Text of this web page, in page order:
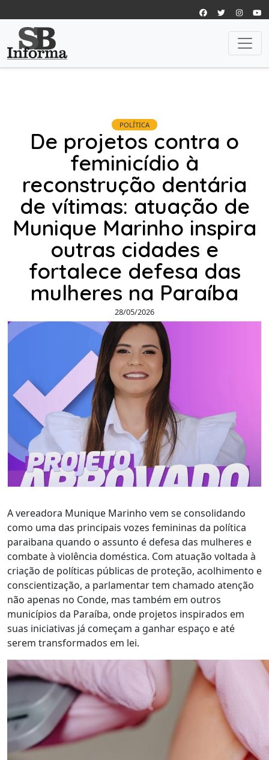
POLÍTICA
De projetos contra o
feminicídio à
reconstrução dentária
de vítimas: atuação de
Munique Marinho inspira
outras cidades e
fortalece defesa das
mulheres na Paraíba
28/05/2026
A vereadora Munique Marinho vem se consolidando
como uma das principais vozes femininas da política
paraibana quando o assunto é defesa das mulheres e
combate à violência doméstica. Com atuação voltada à
criação de políticas públicas de proteção, acolhimento e
conscientização, a parlamentar tem chamado atenção
não apenas no Conde, mas também em outros
municípios da Paraíba, onde projetos inspirados em
suas iniciativas já começam a ganhar espaço e até
serem transformados em lei.